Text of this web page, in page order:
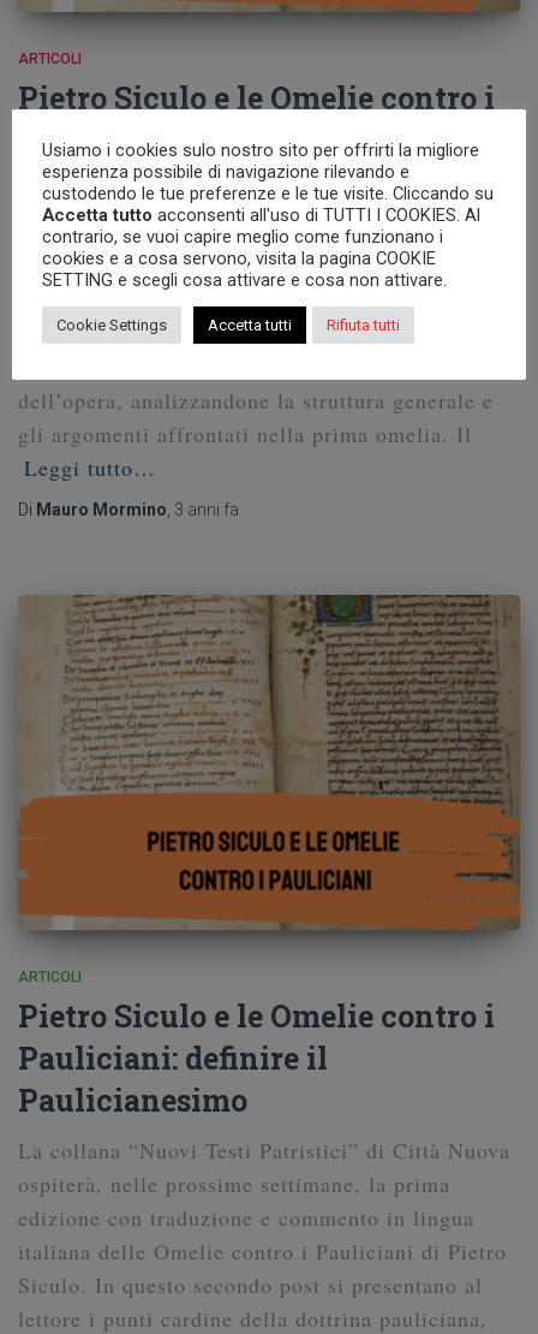
ARTICOLI
Pietro Siculo e le Omelie contro i
Pauliciani: la struttura generale
dell’opera e l’Omelia I
La collana “Nuovi Testi Patristici” di Città Nuova
ospiterà, nelle prossime settimane, la prima
edizione con traduzione e commento in lingua
italiana delle Omelie contro i Pauliciani di Pietro
dell’opera, analizzandone la struttura generale e
gli argomenti affrontati nella prima omelia. Il
Leggi tutto…
Di Mauro Mormino 3 anni fa
ARTICOLI
Pietro Siculo e le Omelie contro i
Pauliciani: definire il
Paulicianesimo
La collana “Nuovi Testi Patristici” di Città Nuova
ospiterà, nelle prossime settimane, la prima
edizione con traduzione e commento in lingua
italiana delle Omelie contro i Pauliciani di Pietro
Siculo. In questo secondo post si presentano al
lettore i punti cardine della dottrina pauliciana,
Usiamo i cookies sulo nostro sito per offrirti la migliore
esperienza possibile di navigazione rilevando e
custodendo le tue preferenze e le tue visite. Cliccando su
Accetta tutto acconsenti all'uso di TUTTI I COOKIES. Al
contrario, se vuoi capire meglio come funzionano i
cookies e a cosa servono, visita la pagina COOKIE
SETTING e scegli cosa attivare e cosa non attivare.
Cookie Settings Accetta tutti Rifiuta tutti